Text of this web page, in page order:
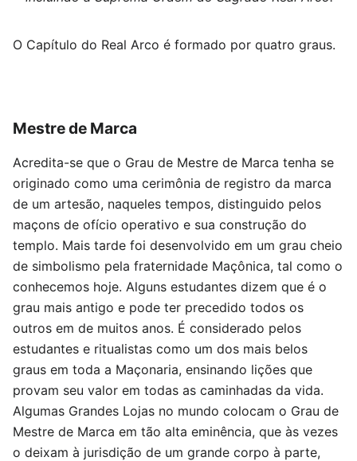
O Capítulo do Real Arco é formado por quatro graus.
Mestre de Marca
Acredita-se que o Grau de Mestre de Marca tenha se
originado como uma cerimônia de registro da marca
de um artesão, naqueles tempos, distinguido pelos
maçons de ofício operativo e sua construção do
templo. Mais tarde foi desenvolvido em um grau cheio
de simbolismo pela fraternidade Maçônica, tal como o
conhecemos hoje. Alguns estudantes dizem que é o
grau mais antigo e pode ter precedido todos os
outros em de muitos anos. É considerado pelos
estudantes e ritualistas como um dos mais belos
graus em toda a Maçonaria, ensinando lições que
provam seu valor em todas as caminhadas da vida.
Algumas Grandes Lojas no mundo colocam o Grau de
Mestre de Marca em tão alta eminência, que às vezes
o deixam à jurisdição de um grande corpo à parte,